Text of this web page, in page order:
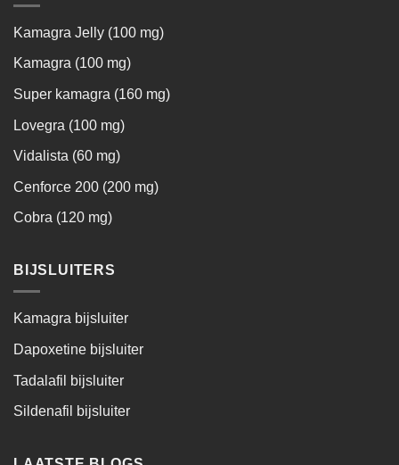
Kamagra Jelly (100 mg)
Kamagra (100 mg)
Super kamagra (160 mg)
Lovegra (100 mg)
Vidalista (60 mg)
Cenforce 200 (200 mg)
Cobra (120 mg)
BIJSLUITERS
Kamagra bijsluiter
Dapoxetine bijsluiter
Tadalafil bijsluiter
Sildenafil bijsluiter